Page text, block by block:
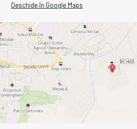
Deschide în Google Maps